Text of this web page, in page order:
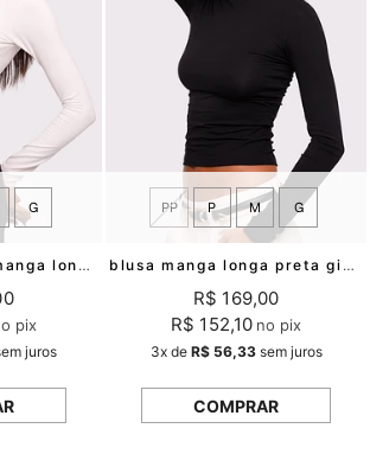
baby tee all day manga longa off white mundo lolita
G
pix
juros
blusa manga longa preta gio mundo lolita
PP P M G
R$ 169,00
R$ 152,10 no pix
3xde R$ 56,33sem juros
COMPRAR